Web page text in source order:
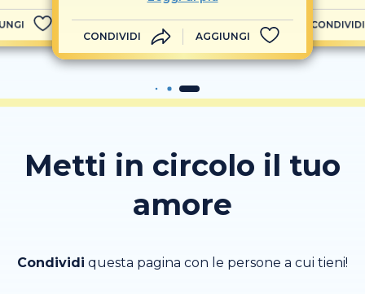
CONDIVIDI AGGIUNGI
CONDIVIDI
Metti in circolo il tuo
amore
Condividi questa pagina con le persone a cui tieni!